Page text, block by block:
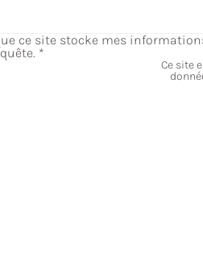
ce site stocke mes
*
Ce site